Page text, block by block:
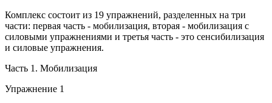
Комплекс состоит из 19 упражнений, разделенных на три
части: первая часть - мобилизация, вторая - мобилизация с
силовыми упражнениями и третья часть - это сенсибилизация
и силовые упражнения.
Часть 1. Мобилизация
Упражнение 1